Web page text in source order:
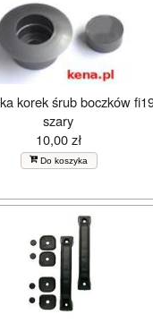
korek śrub boczków
szary
10,00 zł
Do koszyka